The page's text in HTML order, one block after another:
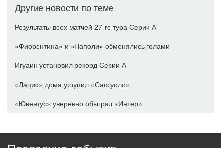
Другие новости по теме
Результаты всех матчей 27-го тура Серии А
«Фиорентина» и «Наполи» обменялись голами
Игуаин установил рекорд Серии А
«Лацио» дома уступил «Сассуоло»
«Ювентус» уверенно обыграл «Интер»